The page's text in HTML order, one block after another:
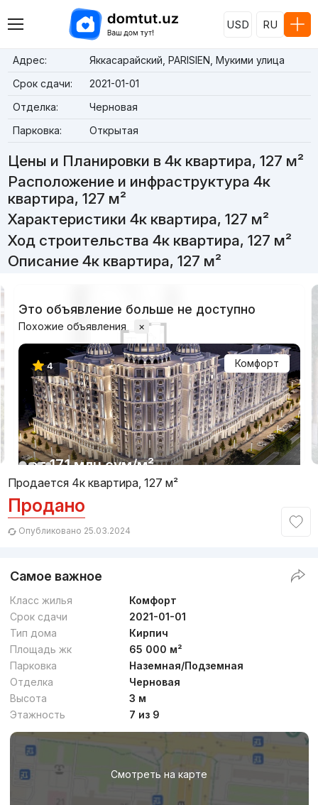
USD RU
Адрес:
Яккасарайский, PARISIEN, Мукими улица
Срок сдачи:
2021-01-01
Отделка:
Черновая
Парковка:
Открытая
Цены и Планировки в 4к квартира, 127 м²
Расположение и инфраструктура 4к
квартира, 127 м²
Характеристики 4к квартира, 127 м²
Ход строительства 4к квартира, 127 м²
Описание 4к квартира, 127 м²
Это объявление больше не доступно
Похожие объявления ×
Комфорт
от17.1 млн сум/м²
4
Сдан 2022,
ЖК «Ozbegim»
от сум/м²
Сдан 2026,Rovshan
4к квартира, 132 м²
+998 (98) 338...
1/20
Продается 4к квартира, 127 м²
Продано
Опубликовано 25.03.2024
Самое важное
Класс жилья
Комфорт
Срок сдачи
2021-01-01
Тип дома
Кирпич
Площадь жк
65 000 м²
Парковка
Наземная/Подземная
Отделка
Черновая
Высота
3 м
Этажность
7 из 9
Смотреть на карте